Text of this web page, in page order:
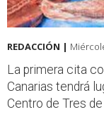
REDACCIÓN |
La primera cita
Canarias tendrá
Centro de Tres de